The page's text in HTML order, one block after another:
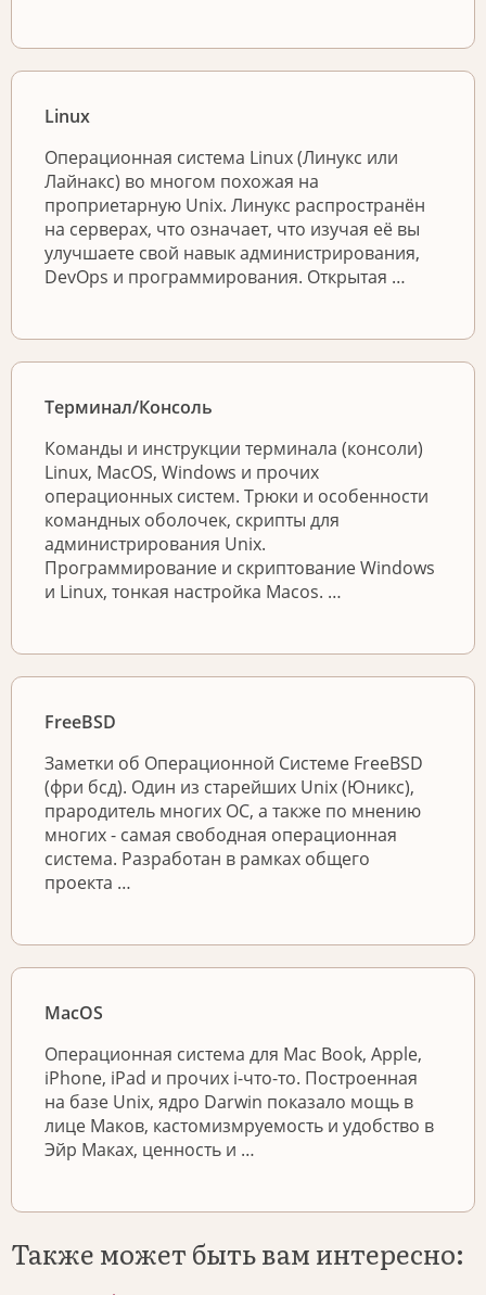
Linux
Операционная система Linux (Линукс или
Лайнакс) во многом похожая на
проприетарную Unix. Линукс распространён
на серверах, что означает, что изучая её вы
улучшаете свой навык администрирования,
DevOps и программирования. Открытая …
Терминал/Консоль
Команды и инструкции терминала (консоли)
Linux, MacOS, Windows и прочих
операционных систем. Трюки и особенности
командных оболочек, скрипты для
администрирования Unix.
Программирование и скриптование Windows
и Linux, тонкая настройка Macos. …
FreeBSD
Заметки об Операционной Системе FreeBSD
(фри бсд). Один из старейших Unix (Юникс),
прародитель многих ОС, а также по мнению
многих - самая свободная операционная
система. Разработан в рамках общего
проекта …
MacOS
Операционная система для Mac Book, Apple,
iPhone, iPad и прочих i-что-то. Построенная
на базе Unix, ядро Darwin показало мощь в
лице Маков, кастомизмруемость и удобство в
Эйр Маках, ценность и …
Также может быть вам интересно: